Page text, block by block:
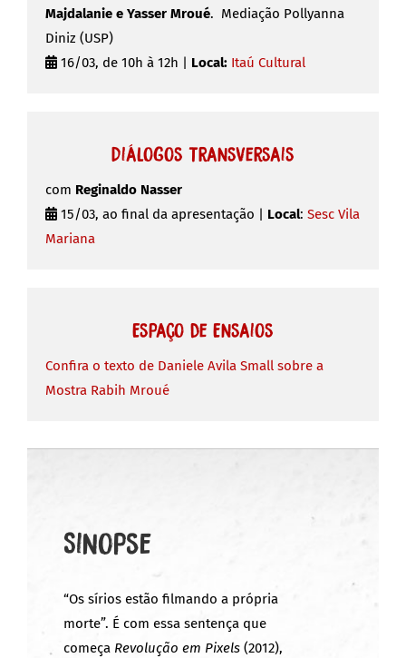
Majdalanie e Yasser Mroué. Mediação Pollyanna
Diniz (USP)
16/03, de 10h à 12h | Local: Itaú Cultural
Diálogos Transversais
com Reginaldo Nasser
15/03, ao final da apresentação | Local: Sesc Vila
Mariana
Espaço de Ensaios
Confira o texto de Daniele Avila Small sobre a
Mostra Rabih Mroué
Sinopse
“Os sírios estão filmando a própria
morte”. É com essa sentença que
começa Revolução em Pixels (2012),